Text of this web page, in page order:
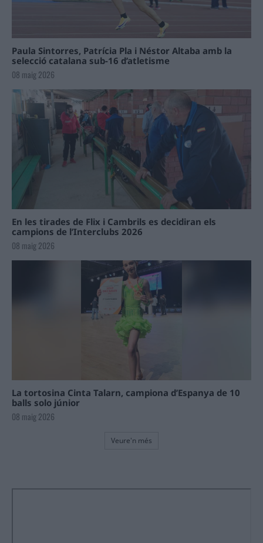
Paula Sintorres, Patrícia Pla i Néstor Altaba amb la
selecció catalana sub-16 d’atletisme
08 maig 2026
En les tirades de Flix i Cambrils es decidiran els
campions de l’Interclubs 2026
08 maig 2026
La tortosina Cinta Talarn, campiona d’Espanya de 10
balls solo júnior
08 maig 2026
Veure'n més